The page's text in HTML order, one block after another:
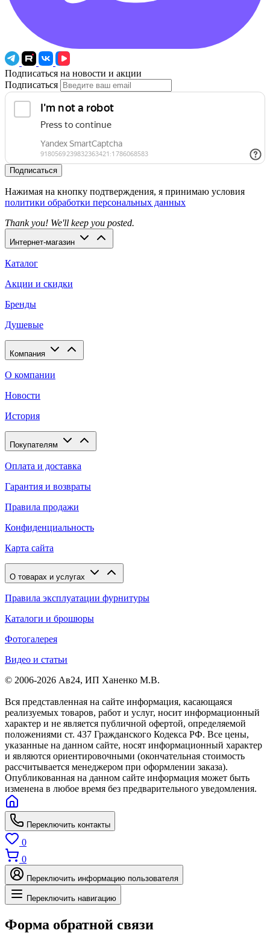
Подписаться на новости и акции
Подписаться
Подписаться
Нажимая на кнопку подтверждения, я принимаю условия
политики обработки персональных данных
Thank you! We'll keep you posted.
Интернет-магазин
Каталог
Акции и скидки
Бренды
Душевые
Компания
О компании
Новости
История
Покупателям
Оплата и доставка
Гарантия и возвраты
Правила продажи
Конфиденциальность
Карта сайта
О товарах и услугах
Правила эксплуатации фурнитуры
Каталоги и брошюры
Фотогалерея
Видео и статьи
© 2006-2026 Ав24, ИП Ханенко М.В.
Вся представленная на сайте информация, касающаяся
реализуемых товаров, работ и услуг, носит информационный
характер и не является публичной офертой, определяемой
положениями ст. 437 Гражданского Кодекса РФ. Все цены,
указанные на данном сайте, носят информационный характер
и являются ориентировочными (окончательная стоимость
рассчитывается менеджером при оформлении заказа).
Опубликованная на данном сайте информация может быть
изменена в любое время без предварительного уведомления.
Переключить контакты
0
0
Переключить информацию пользователя
Переключить навигацию
Форма обратной связи